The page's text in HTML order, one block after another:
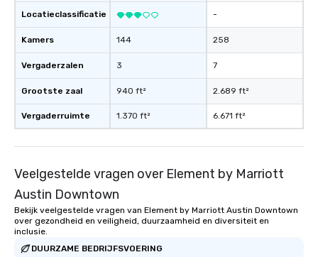
Locatieclassificatie
Kamers
Vergaderzalen
Grootste zaal
Vergaderruimte
144
3
940 ft²
1.370 ft²
-
258
7
2.689 ft²
6.671 ft²
Veelgestelde vragen over Element by Marriott
Austin Downtown
Bekijk veelgestelde vragen van Element by Marriott Austin Downtown
over gezondheid en veiligheid, duurzaamheid en diversiteit en
inclusie.
DUURZAME BEDRIJFSVOERING